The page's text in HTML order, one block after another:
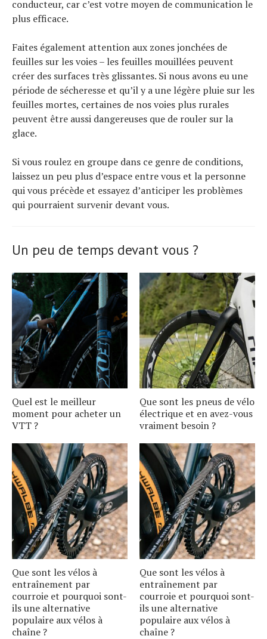
conducteur, car c’est votre moyen de communication le
plus efficace.
Faites également attention aux zones jonchées de
feuilles sur les voies – les feuilles mouillées peuvent
créer des surfaces très glissantes. Si nous avons eu une
période de sécheresse et qu’il y a une légère pluie sur les
feuilles mortes, certaines de nos voies plus rurales
peuvent être aussi dangereuses que de rouler sur la
glace.
Si vous roulez en groupe dans ce genre de conditions,
laissez un peu plus d’espace entre vous et la personne
qui vous précède et essayez d’anticiper les problèmes
qui pourraient survenir devant vous.
Un peu de temps devant vous ?
Quel est le meilleur
moment pour acheter un
VTT ?
Que sont les pneus de vélo
électrique et en avez-vous
vraiment besoin ?
Que sont les vélos à
entraînement par
courroie et pourquoi sont-
ils une alternative
populaire aux vélos à
chaîne ?
Que sont les vélos à
entraînement par
courroie et pourquoi sont-
ils une alternative
populaire aux vélos à
chaîne ?